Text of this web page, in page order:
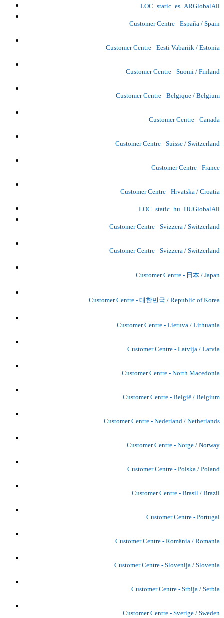
LOC_static_es_ARGlobalAll
Customer Centre - España / Spain
Customer Centre - Eesti Vabariik / Estonia
Customer Centre - Suomi / Finland
Customer Centre - Belgique / Belgium
Customer Centre - Canada
Customer Centre - Suisse / Switzerland
Customer Centre - France
Customer Centre - Hrvatska / Croatia
LOC_static_hu_HUGlobalAll
Customer Centre - Svizzera / Switzerland
Customer Centre - Svizzera / Switzerland
Customer Centre - 日本 / Japan
Customer Centre - 대한민국 / Republic of Korea
Customer Centre - Lietuva / Lithuania
Customer Centre - Latvija / Latvia
Customer Centre - North Macedonia
Customer Centre - België / Belgium
Customer Centre - Nederland / Netherlands
Customer Centre - Norge / Norway
Customer Centre - Polska / Poland
Customer Centre - Brasil / Brazil
Customer Centre - Portugal
Customer Centre - România / Romania
Customer Centre - Slovenija / Slovenia
Customer Centre - Srbija / Serbia
Customer Centre - Sverige / Sweden